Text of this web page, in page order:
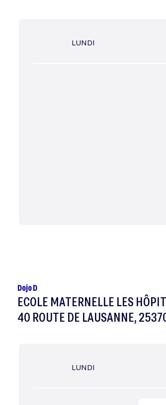
LUNDI
Dojo D
ECOLE MATERNELLE LES
40 ROUTE DE LAUSANNE,
LUNDI